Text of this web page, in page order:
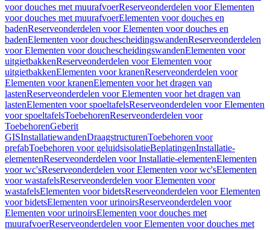
voor douches met muurafvoerReserveonderdelen voor Elementen
voor douches met muurafvoerElementen voor douches en
badenReserveonderdelen voor Elementen voor douches en
badenElementen voor douchescheidingswandenReserveonderdelen
voor Elementen voor douchescheidingswandenElementen voor
uitgietbakkenReserveonderdelen voor Elementen voor
uitgietbakkenElementen voor kranenReserveonderdelen voor
Elementen voor kranenElementen voor het dragen van
lastenReserveonderdelen voor Elementen voor het dragen van
lastenElementen voor spoeltafelsReserveonderdelen voor Elementen
voor spoeltafelsToebehorenReserveonderdelen voor
ToebehorenGeberit
GISInstallatiewandenDraagstructurenToebehoren voor
prefabToebehoren voor geluidsisolatieBeplatingenInstallatie-
elementenReserveonderdelen voor Installatie-elementenElementen
voor wc'sReserveonderdelen voor Elementen voor wc'sElementen
voor wastafelsReserveonderdelen voor Elementen voor
wastafelsElementen voor bidetsReserveonderdelen voor Elementen
voor bidetsElementen voor urinoirsReserveonderdelen voor
Elementen voor urinoirsElementen voor douches met
muurafvoerReserveonderdelen voor Elementen voor douches met